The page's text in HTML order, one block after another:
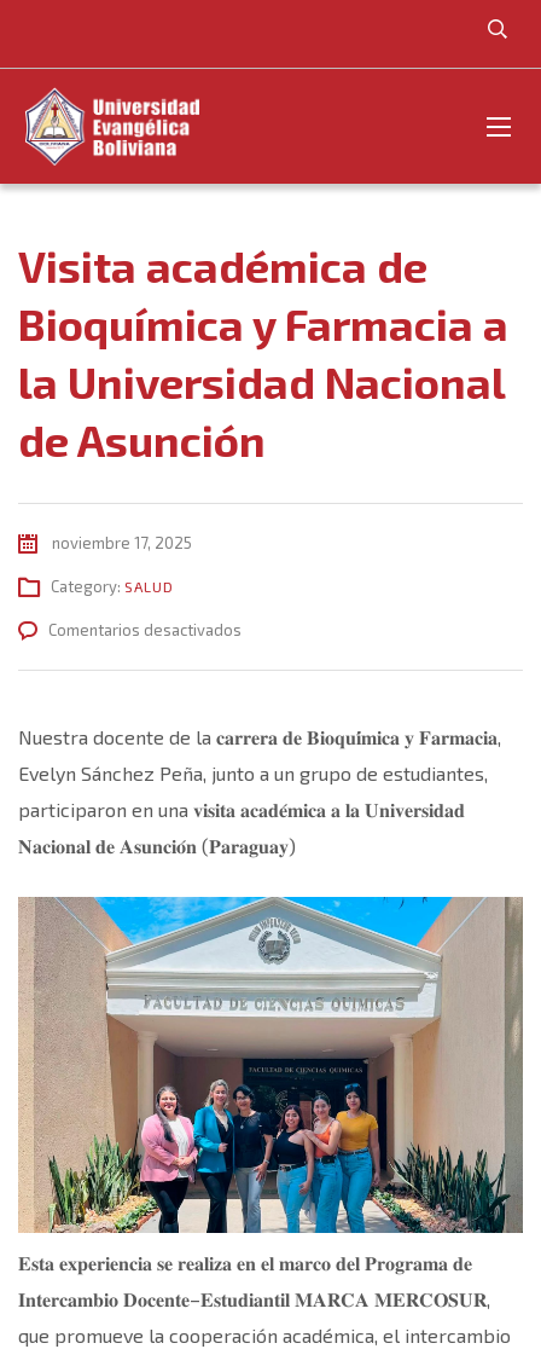
Visita académica de
Bioquímica y Farmacia a
la Universidad Nacional
de Asunción
noviembre 17, 2025
Category: SALUD
Comentarios desactivados
y
Farmacia
a
Universidad
Nacional
de
Asunción
Nuestra docente de la 𝐜𝐚𝐫𝐫𝐞𝐫𝐚 𝐝𝐞 𝐁𝐢𝐨𝐪𝐮𝐢́𝐦𝐢𝐜𝐚 𝐲 𝐅𝐚𝐫𝐦𝐚𝐜𝐢𝐚,
Evelyn Sánchez Peña, junto a un grupo de estudiantes,
participaron en una 𝐯𝐢𝐬𝐢𝐭𝐚 𝐚𝐜𝐚𝐝𝐞́𝐦𝐢𝐜𝐚 𝐚 𝐥𝐚 𝐔𝐧𝐢𝐯𝐞𝐫𝐬𝐢𝐝𝐚𝐝
𝐍𝐚𝐜𝐢𝐨𝐧𝐚𝐥 𝐝𝐞 𝐀𝐬𝐮𝐧𝐜𝐢𝐨́𝐧 (𝐏𝐚𝐫𝐚𝐠𝐮𝐚𝐲)
𝐄𝐬𝐭𝐚 𝐞𝐱𝐩𝐞𝐫𝐢𝐞𝐧𝐜𝐢𝐚 𝐬𝐞 𝐫𝐞𝐚𝐥𝐢𝐳𝐚 𝐞𝐧 𝐞𝐥 𝐦𝐚𝐫𝐜𝐨 𝐝𝐞𝐥 𝐏𝐫𝐨𝐠𝐫𝐚𝐦𝐚 𝐝𝐞
𝐈𝐧𝐭𝐞𝐫𝐜𝐚𝐦𝐛𝐢𝐨 𝐃𝐨𝐜𝐞𝐧𝐭𝐞–𝐄𝐬𝐭𝐮𝐝𝐢𝐚𝐧𝐭𝐢𝐥 𝐌𝐀𝐑𝐂𝐀 𝐌𝐄𝐑𝐂𝐎𝐒𝐔𝐑,
que promueve la cooperación académica, el intercambio